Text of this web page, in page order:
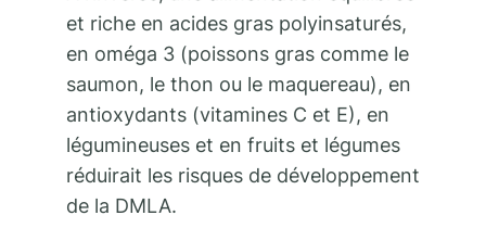
et riche en acides gras polyinsaturés,
en oméga 3 (poissons gras comme le
saumon, le thon ou le maquereau), en
antioxydants (vitamines C et E), en
légumineuses et en fruits et légumes
réduirait les risques de développement
de la DMLA.